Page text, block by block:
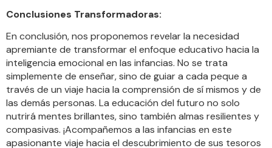
Conclusiones Transformadoras:
En conclusión, nos proponemos revelar la necesidad
apremiante de transformar el enfoque educativo hacia la
inteligencia emocional en las infancias. No se trata
simplemente de enseñar, sino de guiar a cada peque a
través de un viaje hacia la comprensión de sí mismos y de
las demás personas. La educación del futuro no solo
nutrirá mentes brillantes, sino también almas resilientes y
compasivas. ¡Acompañemos a las infancias en este
apasionante viaje hacia el descubrimiento de sus tesoros